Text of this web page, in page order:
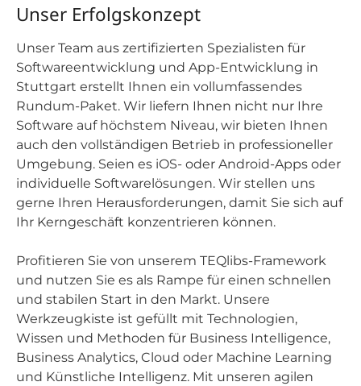
Unser Erfolgskonzept
Unser Team aus zertifizierten Spezialisten für
Softwareentwicklung und App-Entwicklung in
Stuttgart erstellt Ihnen ein vollumfassendes
Rundum-Paket. Wir liefern Ihnen nicht nur Ihre
Software auf höchstem Niveau, wir bieten Ihnen
auch den vollständigen Betrieb in professioneller
Umgebung. Seien es iOS- oder Android-Apps oder
individuelle Softwarelösungen. Wir stellen uns
gerne Ihren Herausforderungen, damit Sie sich auf
Ihr Kerngeschäft konzentrieren können.
Profitieren Sie von unserem TEQlibs-Framework
und nutzen Sie es als Rampe für einen schnellen
und stabilen Start in den Markt. Unsere
Werkzeugkiste ist gefüllt mit Technologien,
Wissen und Methoden für Business Intelligence,
Business Analytics, Cloud oder Machine Learning
und Künstliche Intelligenz. Mit unseren agilen